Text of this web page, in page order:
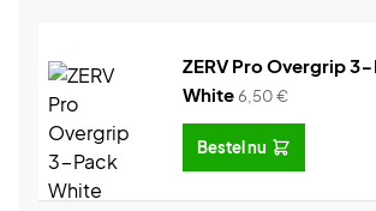
ZERV Pro Overgrip
White6,50€
Bestel nu